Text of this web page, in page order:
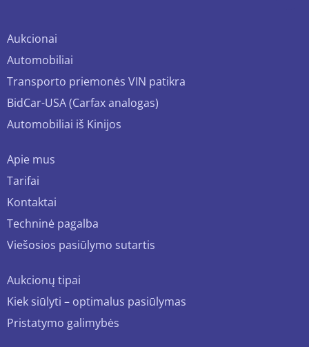
Aukcionai
Automobiliai
Transporto priemonės VIN patikra
BidCar-USA (Carfax analogas)
Automobiliai iš Kinijos
Apie mus
Tarifai
Kontaktai
Techninė pagalba
Viešosios pasiūlymo sutartis
Aukcionų tipai
Kiek siūlyti – optimalus pasiūlymas
Pristatymo galimybės